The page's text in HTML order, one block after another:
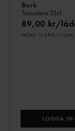
Burk
Trocadero 33cl
89,00 kr/
Jmf.pris 13,48 kr/ l + pant
LOGGA IN